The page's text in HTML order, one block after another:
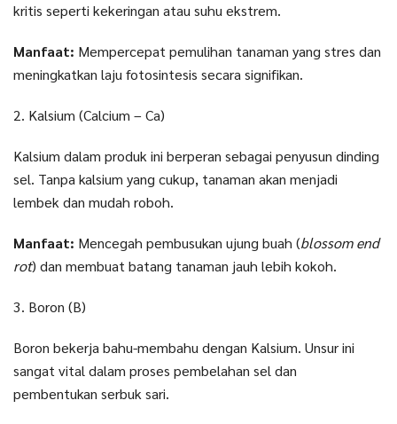
kritis seperti kekeringan atau suhu ekstrem.
Manfaat: Mempercepat pemulihan tanaman yang stres dan
meningkatkan laju fotosintesis secara signifikan.
2. Kalsium (Calcium – Ca)
Kalsium dalam produk ini berperan sebagai penyusun dinding
sel. Tanpa kalsium yang cukup, tanaman akan menjadi
lembek dan mudah roboh.
Manfaat: Mencegah pembusukan ujung buah (blossom end
rot) dan membuat batang tanaman jauh lebih kokoh.
3. Boron (B)
Boron bekerja bahu-membahu dengan Kalsium. Unsur ini
sangat vital dalam proses pembelahan sel dan
pembentukan serbuk sari.